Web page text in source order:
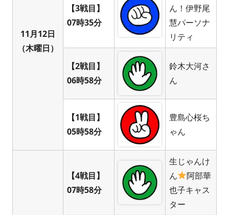
11月12日
（木曜日）
【3戦目】
07時35分
ん！伊野尾
慧パーソナ
リティ
【2戦目】
06時58分
鈴木大河さ
ん
【1戦目】
05時58分
豊島心桜ち
ゃん
【4戦目】
07時58分
生じゃんけ
ん
阿部華
也子キャス
ター